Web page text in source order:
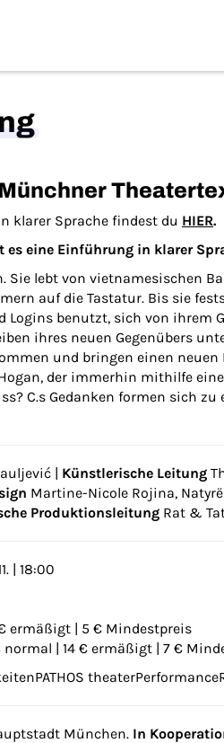
klarer Sprache findest du HIER.
eine Einführung in klarer
Sie lebt von vietnamesischen
auf die Tastatur. Bis sie
benutzt, sich von ihrem
ihres neuen Gegenübers
und bringen einen
der immerhin mithilfe
C.s Gedanken formen sich
| Künstlerische Leitung
Martine-Nicole Rojina, Natyrë
Produktionsleitung Rat &
| 18:00
ermäßigt | 5 € Mindestpreis
| 14 € ermäßigt | 7 €
PATHOS theaterPerformance
München. In